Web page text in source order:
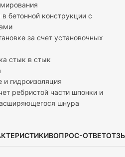
бетонной конструкции с
за счет установочных
стык в стык
и гидроизоляция
ребристой части шпонки и
шнура
ВОПРОС-ОТВЕТ